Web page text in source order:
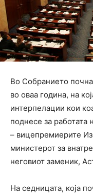
Во Собранието
во оваа година, на
интерпелации кои
поднесе за работата
– вицепремиерите
министерот за
неговиот заменик,
На седницата, која